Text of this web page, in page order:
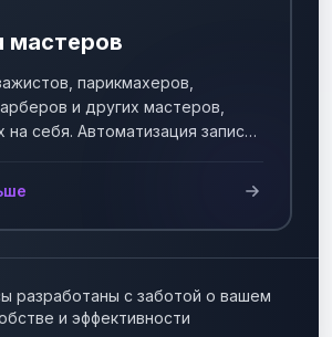
мастеров
парикмахеров,
и других мастеров,
себя. Автоматизация записи
разработаны с заботой о вашем
и эффективности